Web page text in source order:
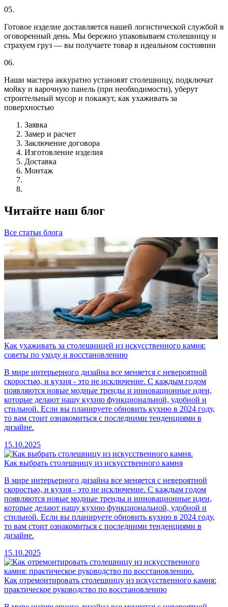
05.
Готовое изделие доставляется нашей логистической службой в
оговоренный день. Мы бережно упаковываем столешницу и
страхуем груз — вы получаете товар в идеальном состоянии
06.
Наши мастера аккуратно установят столешницу, подключат
мойку и варочную панель (при необходимости), уберут
строительный мусор и покажут, как ухаживать за
поверхностью
Заявка
Замер и расчет
Заключение договора
Изготовление изделия
Доставка
Монтаж
Читайте наш блог
Все статьи блога
Как ухаживать за столешницей из искусственного камня:
советы по уходу и восстановлению
В мире интерьерного дизайна все меняется с невероятной
скоростью, и кухня - это не исключение. С каждым годом
появляются новые модные тренды и инновационные идеи,
которые делают нашу кухню функциональной, удобной и
стильной. Если вы планируете обновить кухню в 2024 году,
то вам стоит ознакомиться с последними тенденциями в
дизайне.
15.10.2025
Как выбрать столешницу из искусственного камня
В мире интерьерного дизайна все меняется с невероятной
скоростью, и кухня - это не исключение. С каждым годом
появляются новые модные тренды и инновационные идеи,
которые делают нашу кухню функциональной, удобной и
стильной. Если вы планируете обновить кухню в 2024 году,
то вам стоит ознакомиться с последними тенденциями в
дизайне.
15.10.2025
Как отремонтировать столешницу из искусственного камня:
практическое руководство по восстановлению